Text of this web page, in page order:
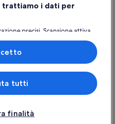
Expedia Group. Tutti i diritti riservati.
registrati o marchi di Expedia,
trattiamo i dati per
precisi. Scansione attiva
ai fini
informazioni su dispositivo
personalizzati,
dei contenuti e degli
sviluppo di servizi.
finalità
tutti